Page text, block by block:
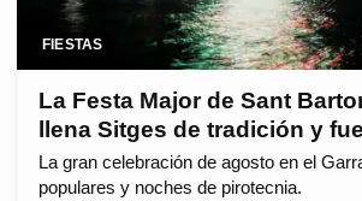
FIESTAS
La Festa Major de Sant
llena Sitges de tradición y
La gran celebración de agosto en el
populares y noches de pirotecnia.